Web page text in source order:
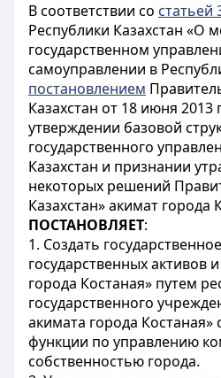
В соответствии со статьей
Республики Казахстан «О
государственном
самоуправлении в
постановлением
Казахстан от 18 июня
утверждении базовой
государственного
Казахстан и признании
некоторых решений
Казахстан» акимат города
ПОСТАНОВЛЯЕТ:
1. Создать
государственных активов
города Костаная» путем
государственного
акимата города Костаная»
функции по управлению
собственностью города.